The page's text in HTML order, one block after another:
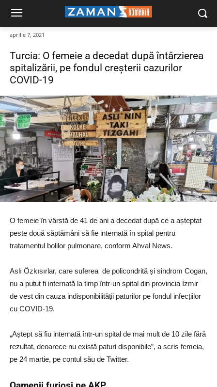
aprilie 7, 2021
Turcia: O femeie a decedat după întârzierea
spitalizării, pe fondul creșterii cazurilor
COVID-19
O femeie în vârstă de 41 de ani a decedat după ce a așteptat
peste două săptămâni să fie internată în spital pentru
tratamentul bolilor pulmonare, conform Ahval News.
Aslı Özkısırlar, care suferea de policondrită și sindrom Cogan,
nu a putut fi internată la timp într-un spital din provincia İzmir
de vest din cauza indisponibilității paturilor pe fondul infecțiilor
cu COVID-19.
„Aștept să fiu internată într-un spital de mai mult de 10 zile fără
rezultat, deoarece nu există paturi disponibile”, a scris femeia,
pe 24 martie, pe contul său de Twitter.